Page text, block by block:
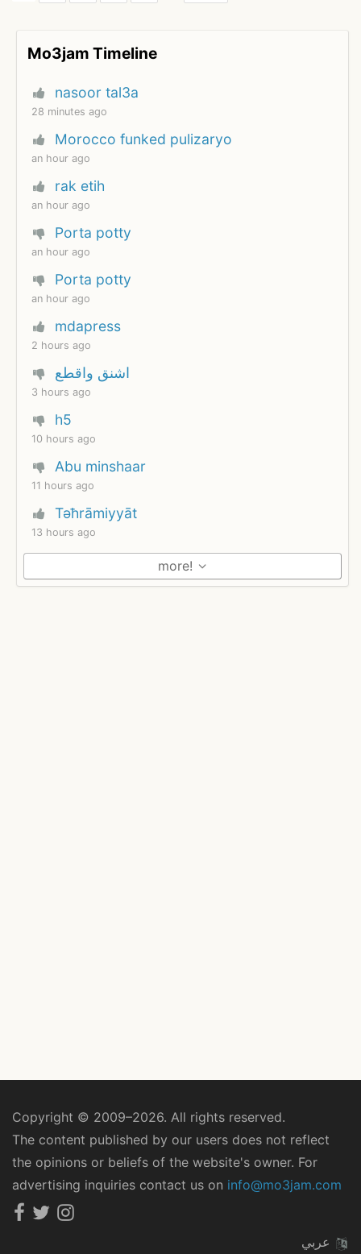
Mo3jam Timeline
nasoor tal3a
28 minutes ago
Morocco funked pulizaryo
an hour ago
rak etih
an hour ago
Porta potty
an hour ago
Porta potty
an hour ago
mdapress
2 hours ago
اشنق واقطع
3 hours ago
h5
10 hours ago
Abu minshaar
11 hours ago
Təħrāmiyyāt
13 hours ago
more!
Copyright © 2009–2026. All rights reserved.
The content published by our users does not reflect
the opinions or beliefs of the website's owner. For
advertising inquiries contact us on info@mo3jam.com
عربي